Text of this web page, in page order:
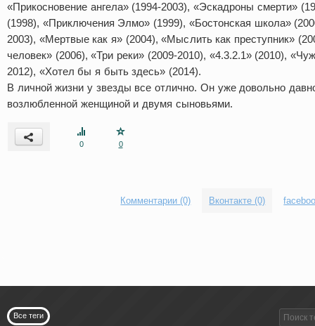
«Прикосновение ангела» (1994-2003), «Эскадроны смерти»
(1998), «Приключения Элмо» (1999), «Бостонская школа»
2003), «Мертвые как я» (2004), «Мыслить как преступник»
человек» (2006), «Три реки» (2009-2010), «4.3.2.1» (2010),
2012), «Хотел бы я быть здесь» (2014).
В личной жизни у звезды все отлично. Он уже довольно
возлюбленной женщиной и двумя сыновьями.
0 0
Комментарии (0) Вконтакте (0)
Все теги